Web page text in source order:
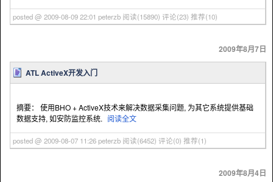
posted @ 2009-08-09 22:01 peterzb 阅读(15890) 评论(23) 推荐(10)
2009年8月7日
ATL ActiveX开发入门
摘要： 使用BHO + ActiveX技术来解决数据采集问题, 为其它系统提供基础
数据支持, 如安防监控系统. 阅读全文
posted @ 2009-08-07 11:26 peterzb 阅读(6452) 评论(0) 推荐(1)
2009年8月4日